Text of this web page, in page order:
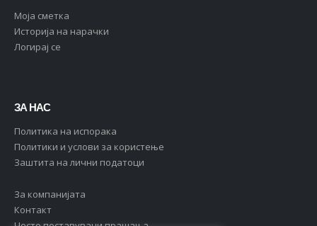
Moja сметка
Историја на нарачки
Логирај се
ЗА НАС
Политика на испорака
Политики и услови за користење
Заштита на лични податоци
За компанијата
Контакт